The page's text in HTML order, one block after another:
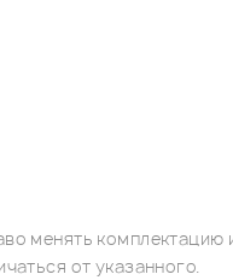
менять
от указанного.